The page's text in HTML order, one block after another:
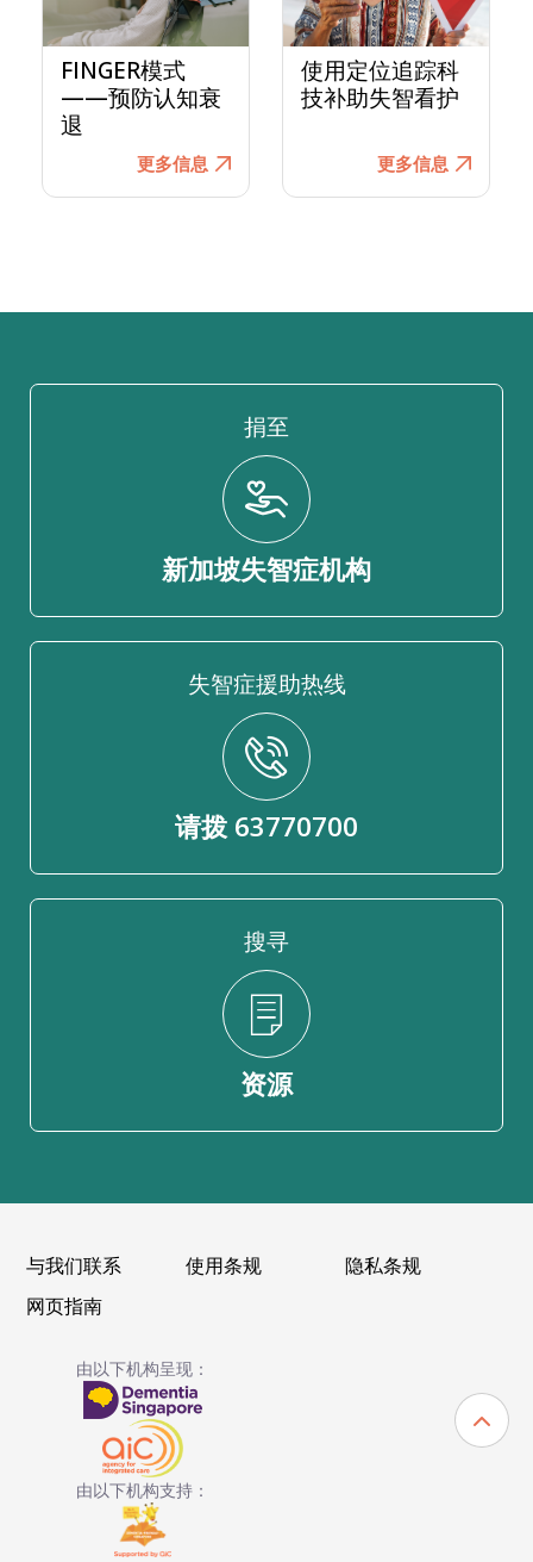
FINGER模式
——预防认知衰
退
更多信息
使用定位追踪科
技补助失智看护
更多信息
捐至
新加坡失智症机构
失智症援助热线
请拨 63770700
搜寻
资源
与我们联系 使用条规
隐私条规
网页指南
由以下机构呈现：
由以下机构支持：